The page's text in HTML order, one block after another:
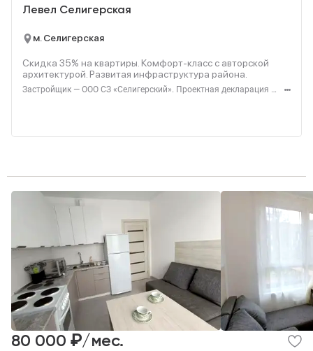
Левел Селигерская
м. Селигерская
Скидка 35% на квартиры. Комфорт‑класс с авторской
архитектурой. Развитая инфраструктура района.
Застройщик — ООО СЗ «Селигерский». Проектная декларация — наш.дом.рф. Акция до 28.02.26. Не оферта. Подробности — Level.ru
80 000 ₽/мес.